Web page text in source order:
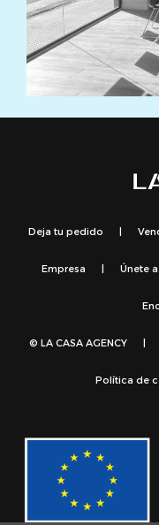
Deja tu pedido |
Empresa | Únete
© LA CASA AGENCY |
Política de